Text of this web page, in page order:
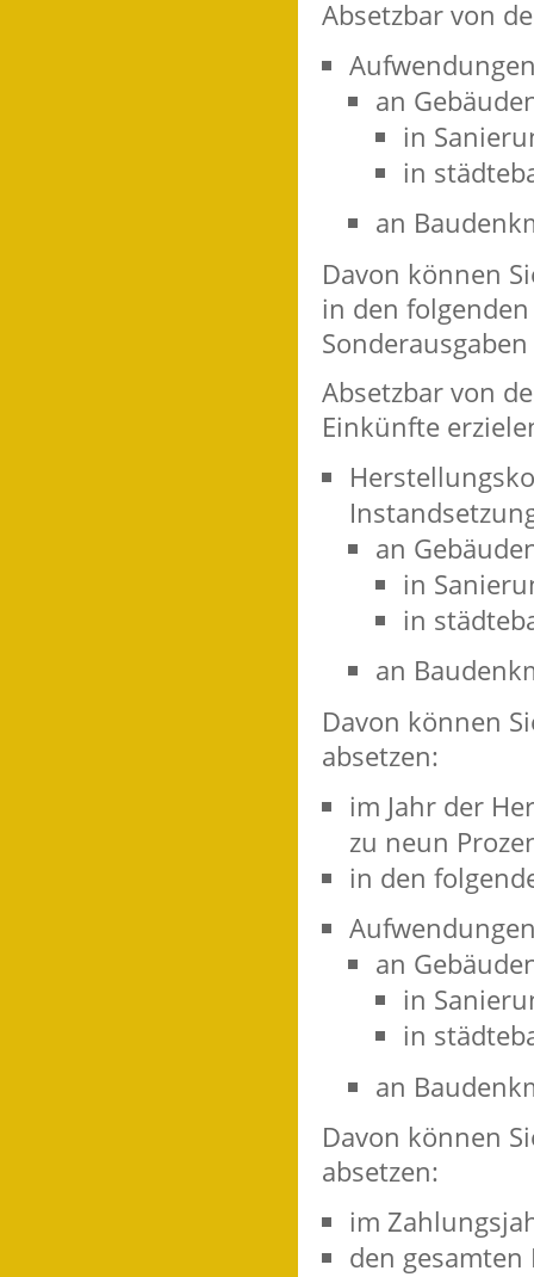
Absetzbar von
an
in
in
an
Davon können
in den
Absetzbar von
Einkünfte
an
in
in
an
Davon können
absetzen:
im Jahr der
zu neun
in den
an
in
in
an
Davon können
absetzen:
im
den